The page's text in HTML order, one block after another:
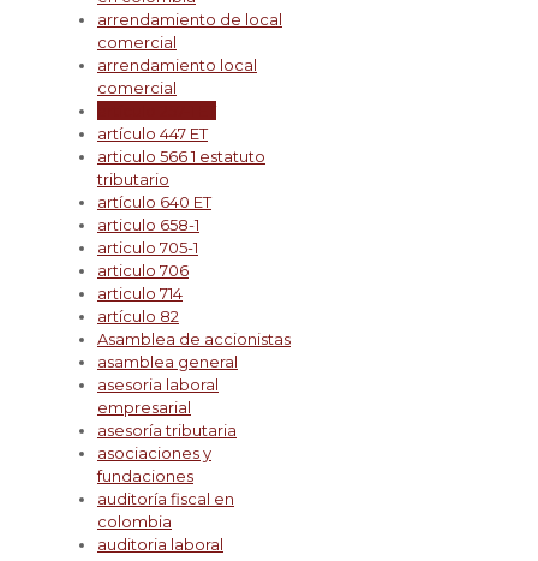
arrendamiento de local
comercial
arrendamiento local
comercial
artículo 447 ET
articulo 566 1 estatuto
tributario
artículo 640 ET
articulo 658-1
articulo 705-1
articulo 706
articulo 714
artículo 82
Asamblea de accionistas
asamblea general
asesoria laboral
empresarial
asesoría tributaria
asociaciones y
fundaciones
auditoría fiscal en
colombia
auditoria laboral